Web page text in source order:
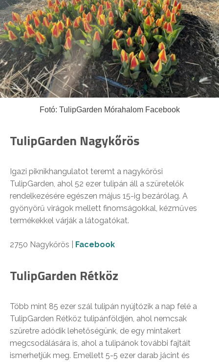
Fotó: TulipGarden Mórahalom Facebook
TulipGarden Nagykőrös
Igazi piknikhangulatot teremt a nagykőrösi
TulipGarden, ahol 52 ezer tulipán áll a szüretelők
rendelkezésére egészen május 15-ig bezárólag. A
gyönyörű virágok mellett finomságokkal, kézműves
termékekkel várják a látogatókat.
2750 Nagykőrös | Facebook
TulipGarden Rétköz
Több mint 85 ezer szál tulipán nyújtózik a nap felé a
TulipGarden Rétköz tulipánföldjén, ahol nemcsak
szüretre adódik lehetőségünk, de egy mintakert
megcsodálására is, ahol a tulipánok további fajtáit
ismerhetjük meg. Emellett 5-5 ezer darab jácint és